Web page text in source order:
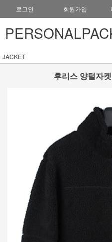
로그인 회원가입
JACKET
후리스 양털자